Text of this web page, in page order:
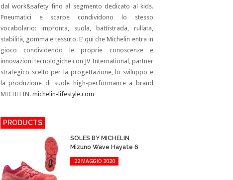
dal work&safety fino al segmento dedicato al kids.
Pneumatici e scarpe condividono lo stesso
vocabolario: impronta, suola, battistrada, rullata,
stabilità, gomma e tessuto. E’ qui che Michelin entra in
gioco condividendo le proprie conoscenze e
innovazioni tecnologiche con JV International, partner
strategico scelto per la progettazione, lo sviluppo e
la produzione di suole high-performance a brand
MICHELIN. michelin-lifestyle.com
PRODUCTS
SOLES BY MICHELIN
Mizuno Wave Hayate 6
22 MAGGIO 2020